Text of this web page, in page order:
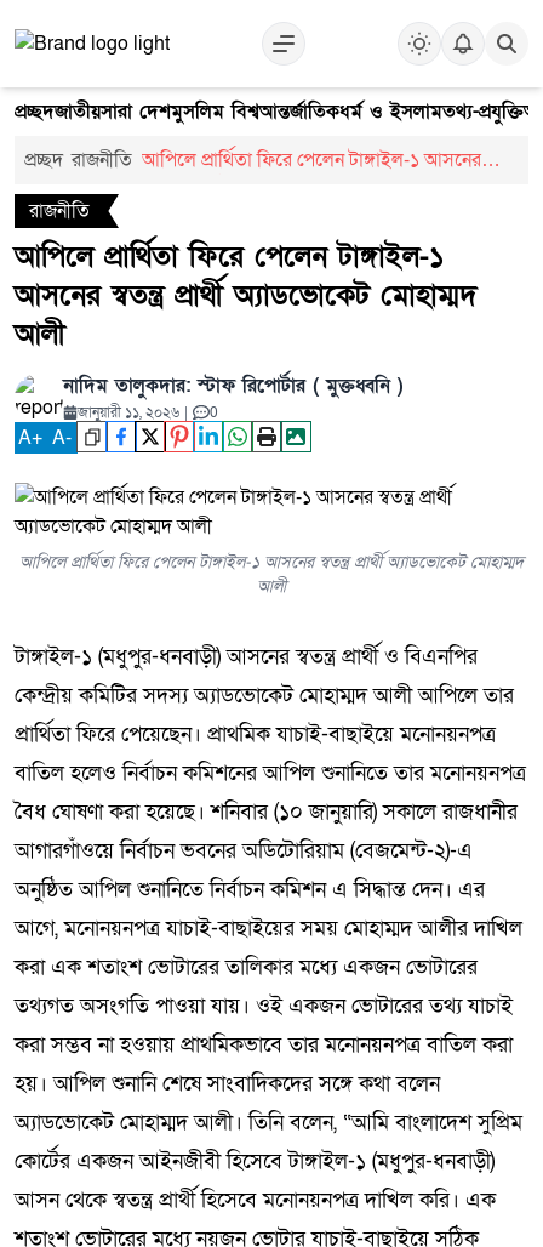
প্রচ্ছদজাতীয়সারা দেশমুসলিম বিশ্বআন্তর্জাতিকধর্ম ও ইসলামতথ্য-প্রযুক্তি
প্রচ্ছদ রাজনীতি আপিলে প্রার্থিতা ফিরে পেলেন টাঙ্গাইল-১ আসনের
রাজনীতি
আপিলে প্রার্থিতা ফিরে পেলেন টাঙ্গাইল-১
আসনের স্বতন্ত্র প্রার্থী অ্যাডভোকেট মোহাম্মদ
আলী
নাদিম তালুকদার: স্টাফ রিপোর্টার ( মুক্তধ্বনি )
জানুয়ারী ১১, ২০২৬ | 0
A+ A-
আপিলে প্রার্থিতা ফিরে পেলেন টাঙ্গাইল-১ আসনের স্বতন্ত্র প্রার্থী অ্যাডভোকেট মোহাম্মদ
আলী
টাঙ্গাইল-১ (মধুপুর-ধনবাড়ী) আসনের স্বতন্ত্র প্রার্থী ও বিএনপির
কেন্দ্রীয় কমিটির সদস্য অ্যাডভোকেট মোহাম্মদ আলী আপিলে তার
প্রার্থিতা ফিরে পেয়েছেন। প্রাথমিক যাচাই-বাছাইয়ে মনোনয়নপত্র
বাতিল হলেও নির্বাচন কমিশনের আপিল শুনানিতে তার মনোনয়নপত্র
বৈধ ঘোষণা করা হয়েছে। শনিবার (১০ জানুয়ারি) সকালে রাজধানীর
আগারগাঁওয়ে নির্বাচন ভবনের অডিটোরিয়াম (বেজমেন্ট-২)-এ
অনুষ্ঠিত আপিল শুনানিতে নির্বাচন কমিশন এ সিদ্ধান্ত দেন। এর
আগে, মনোনয়নপত্র যাচাই-বাছাইয়ের সময় মোহাম্মদ আলীর দাখিল
করা এক শতাংশ ভোটারের তালিকার মধ্যে একজন ভোটারের
তথ্যগত অসংগতি পাওয়া যায়। ওই একজন ভোটারের তথ্য যাচাই
করা সম্ভব না হওয়ায় প্রাথমিকভাবে তার মনোনয়নপত্র বাতিল করা
হয়। আপিল শুনানি শেষে সাংবাদিকদের সঙ্গে কথা বলেন
অ্যাডভোকেট মোহাম্মদ আলী। তিনি বলেন, “আমি বাংলাদেশ সুপ্রিম
কোর্টের একজন আইনজীবী হিসেবে টাঙ্গাইল-১ (মধুপুর-ধনবাড়ী)
আসন থেকে স্বতন্ত্র প্রার্থী হিসেবে মনোনয়নপত্র দাখিল করি। এক
শতাংশ ভোটারের মধ্যে নয়জন ভোটার যাচাই-বাছাইয়ে সঠিক